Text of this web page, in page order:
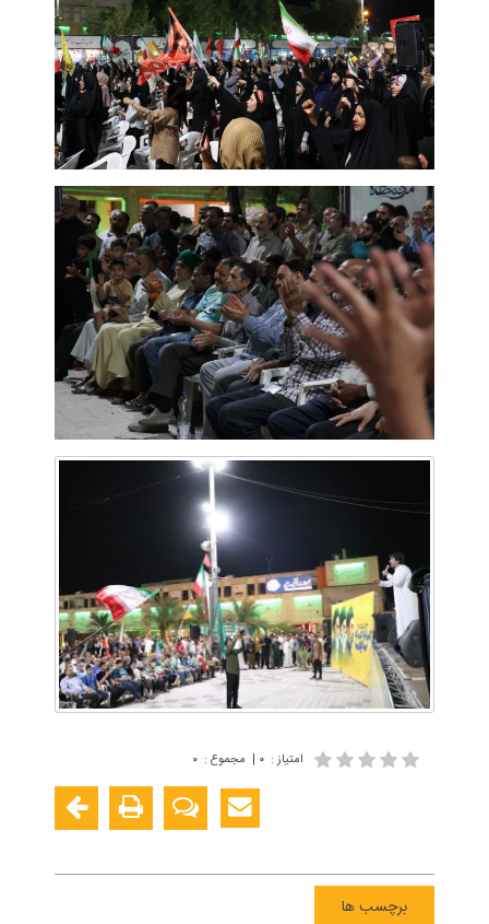
امتیاز: ۰ | مجموع : ۰
برچسب ها